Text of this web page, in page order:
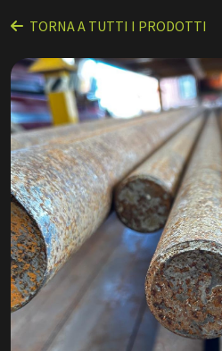
TORNA A TUTTI I PRODOTTI